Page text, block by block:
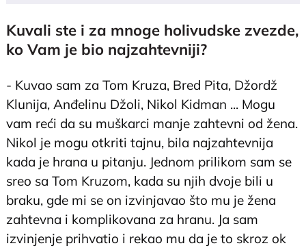
Kuvali ste i za mnoge holivudske zvezde,
ko Vam je bio najzahtevniji?
- Kuvao sam za Tom Kruza, Bred Pita, Džordž
Klunija, Anđelinu Džoli, Nikol Kidman ... Mogu
vam reći da su muškarci manje zahtevni od žena.
Nikol je mogu otkriti tajnu, bila najzahtevnija
kada je hrana u pitanju. Jednom prilikom sam se
sreo sa Tom Kruzom, kada su njih dvoje bili u
braku, gde mi se on izvinjavao što mu je žena
zahtevna i komplikovana za hranu. Ja sam
izvinjenje prihvatio i rekao mu da je to skroz ok